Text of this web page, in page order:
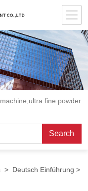
fine powder
> Deutsch Einführung >